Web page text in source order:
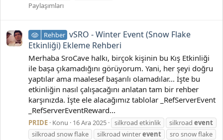
Paylaşımları
Rehber vSRO - Winter Event (Snow Flake
Etkinliği) Ekleme Rehberi
Merhaba SroCave halkı, birçok kişinin bu Kış Etkinliği
ile başa çıkamadığını görüyorum. Yani, her şeyi doğru
yaptılar ama maalesef başarılı olamadılar... İşte bu
etkinliğin nasıl çalışacağını anlatan tam bir rehber
karşınızda. İşte ele alacağımız tablolar _RefServerEvent
_RefServerEventReward...
PRIDE Konu 16 Ara 2025 silkroad etkinlik silkroad event
silkroad snow flake
silkroad winterevent
sro snow flake